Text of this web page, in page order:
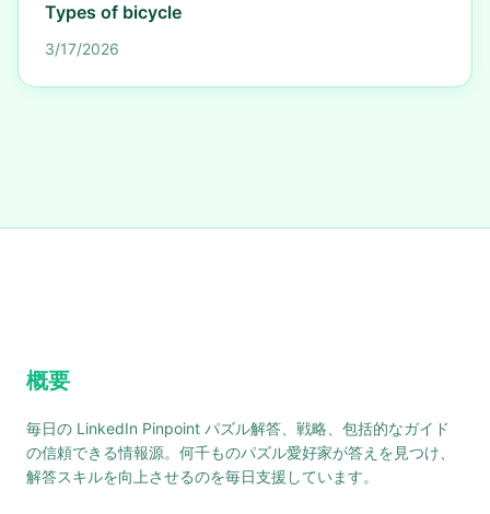
Types of bicycle
3/17/2026
概要
毎日の LinkedIn Pinpoint パズル解答、戦略、包括的なガイド
の信頼できる情報源。何千ものパズル愛好家が答えを見つけ、
解答スキルを向上させるのを毎日支援しています。